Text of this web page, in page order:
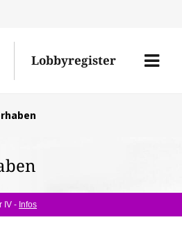
Lobbyregister
Menü
IV - Infos